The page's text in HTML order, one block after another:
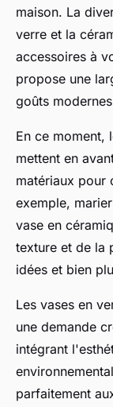
maison. La
verre et la
accessoires à
propose une
goûts
En ce moment,
mettent en
matériaux pour
exemple,
vase en
texture et de la
idées et bien
Les vases en
une demande
intégrant
parfaitement